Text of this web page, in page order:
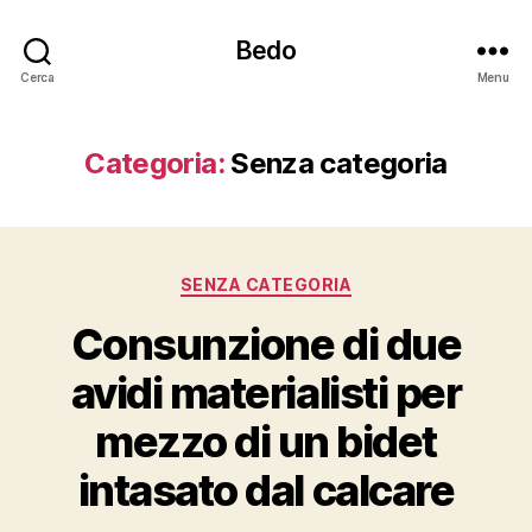
Cerca
Bedo
Menu
Categoria: Senza categoria
Categorie
SENZA CATEGORIA
Consunzione di due
avidi materialisti per
mezzo di un bidet
intasato dal calcare